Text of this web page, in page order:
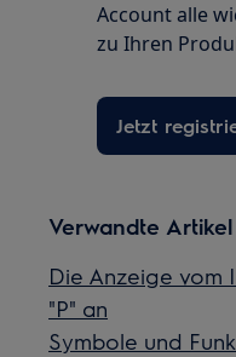
Account alle
zu Ihren
Jetzt
Verwandte Artikel
Die Anzeige vom
"P" an
Symbole und